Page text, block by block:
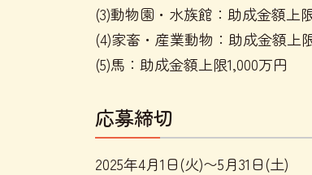
(3)動物園・水族館：助成金額上
(4)家畜・産業動物：助成金額上
(5)馬：助成金額上限1,000万円
応募締切
2025年4月1日(火)〜5月31日(土)